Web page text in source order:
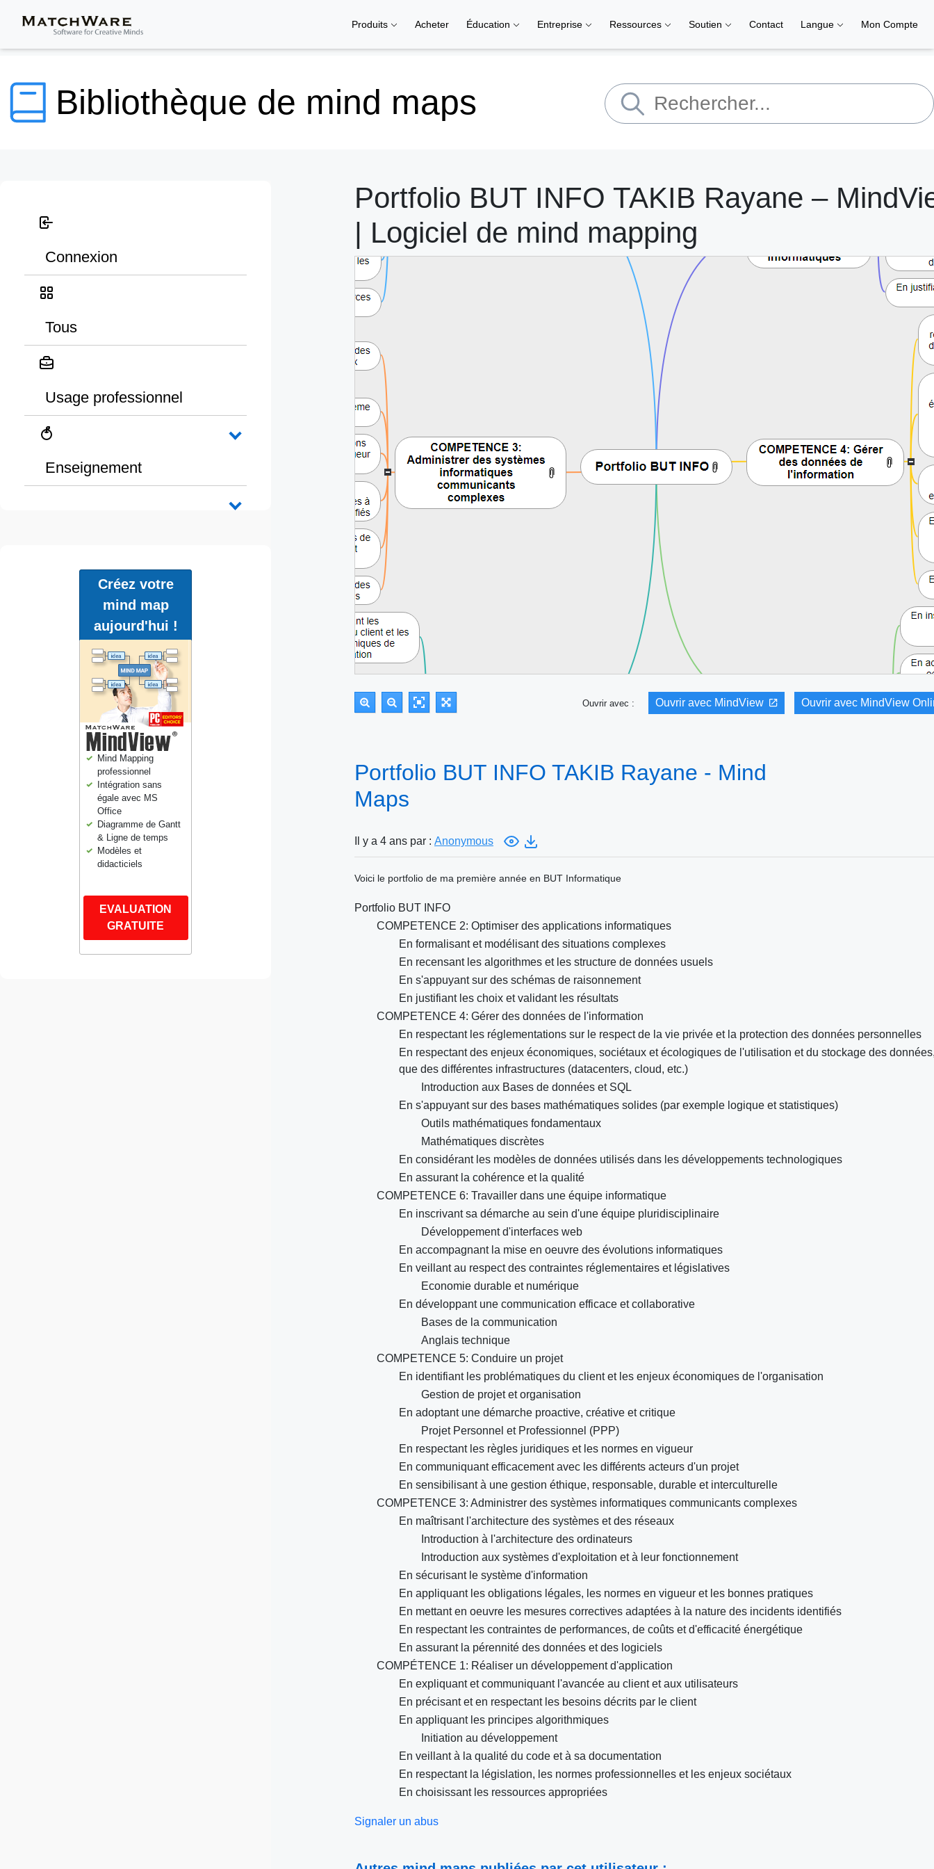
Produits Acheter Éducation Entreprise Ressources Soutien Contact Langue Mon Compte
Bibliothèque de mind maps
Connexion
Tous
Usage professionnel
Enseignement
Créez votre
mind map
aujourd'hui !
Mind Mapping
professionnel
Intégration sans
égale avec MS
Office
Diagramme de Gantt
& Ligne de temps
Modèles et
didacticiels
EVALUATION
GRATUITE
Portfolio BUT INFO TAKIB Rayane –
| Logiciel de mind mapping
Ouvrir avec : Ouvrir avec MindView Ouvrir avec MindView
Portfolio BUT INFO TAKIB Rayane - Mind
Maps
Il y a 4 ans par : Anonymous
Voici le portfolio de ma première année en BUT Informatique
Portfolio BUT INFO
COMPETENCE 2: Optimiser des applications informatiques
En formalisant et modélisant des situations complexes
En recensant les algorithmes et les structure de données usuels
En s'appuyant sur des schémas de raisonnement
En justifiant les choix et validant les résultats
COMPETENCE 4: Gérer des données de l'information
En respectant les réglementations sur le respect de la vie privée et la protection des données personnelles
En respectant des enjeux économiques, sociétaux et écologiques de l'utilisation et du stockage des
que des différentes infrastructures (datacenters, cloud, etc.)
Introduction aux Bases de données et SQL
En s'appuyant sur des bases mathématiques solides (par exemple logique et statistiques)
Outils mathématiques fondamentaux
Mathématiques discrètes
En considérant les modèles de données utilisés dans les développements technologiques
En assurant la cohérence et la qualité
COMPETENCE 6: Travailler dans une équipe informatique
En inscrivant sa démarche au sein d'une équipe pluridisciplinaire
Développement d'interfaces web
En accompagnant la mise en oeuvre des évolutions informatiques
En veillant au respect des contraintes réglementaires et législatives
Economie durable et numérique
En développant une communication efficace et collaborative
Bases de la communication
Anglais technique
COMPETENCE 5: Conduire un projet
En identifiant les problématiques du client et les enjeux économiques de l'organisation
Gestion de projet et organisation
En adoptant une démarche proactive, créative et critique
Projet Personnel et Professionnel (PPP)
En respectant les règles juridiques et les normes en vigueur
En communiquant efficacement avec les différents acteurs d'un projet
En sensibilisant à une gestion éthique, responsable, durable et interculturelle
COMPETENCE 3: Administrer des systèmes informatiques communicants complexes
En maîtrisant l'architecture des systèmes et des réseaux
Introduction à l'architecture des ordinateurs
Introduction aux systèmes d'exploitation et à leur fonctionnement
En sécurisant le système d'information
En appliquant les obligations légales, les normes en vigueur et les bonnes pratiques
En mettant en oeuvre les mesures correctives adaptées à la nature des incidents identifiés
En respectant les contraintes de performances, de coûts et d'efficacité énergétique
En assurant la pérennité des données et des logiciels
COMPÉTENCE 1: Réaliser un développement d'application
En expliquant et communiquant l'avancée au client et aux utilisateurs
En précisant et en respectant les besoins décrits par le client
En appliquant les principes algorithmiques
Initiation au développement
En veillant à la qualité du code et à sa documentation
En respectant la législation, les normes professionnelles et les enjeux sociétaux
En choisissant les ressources appropriées
Signaler un abus